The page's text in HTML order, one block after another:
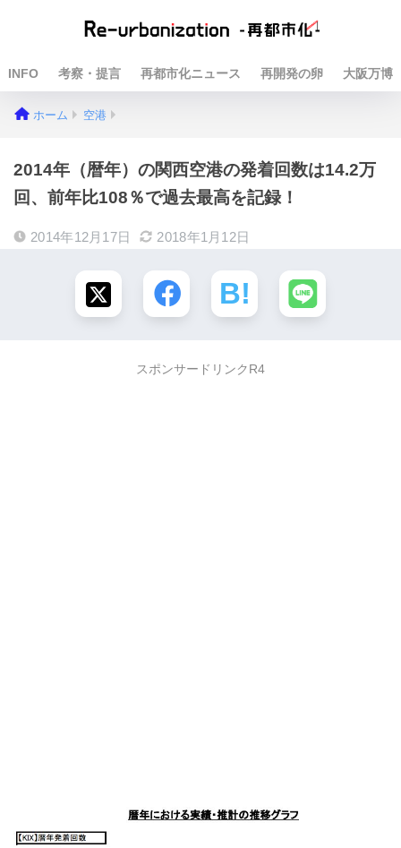
INFO 考察・提言 再都市化ニュース 再開発の卵 大阪万博
ホーム 空港
2014年（暦年）の関西空港の発着回数は14.2万
回、前年比108％で過去最高を記録！
2014年12月17日 2018年1月12日
スポンサードリンクR4